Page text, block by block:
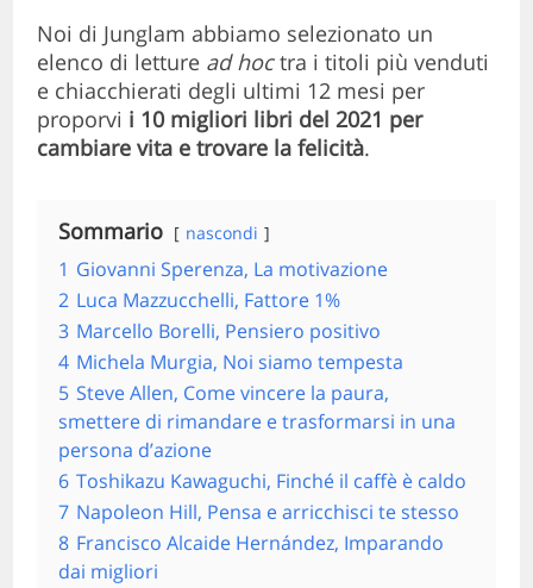
Noi di Junglam abbiamo selezionato un
elenco di letture ad hoctra i titoli più venduti
e chiacchierati degli ultimi 12 mesi per
proporvi i 10 migliori libri del 2021 per
cambiare vita e trovare la felicità.
Sommario nascondi
1 Giovanni Sperenza, La motivazione
2 Luca Mazzucchelli, Fattore 1%
3 Marcello Borelli, Pensiero positivo
4 Michela Murgia, Noi siamo tempesta
5 Steve Allen, Come vincere la paura,
smettere di rimandare e trasformarsi in una
persona d’azione
6 Toshikazu Kawaguchi, Finché il caffè è caldo
7 Napoleon Hill, Pensa e arricchisci te stesso
8 Francisco Alcaide Hernández, Imparando
dai migliori